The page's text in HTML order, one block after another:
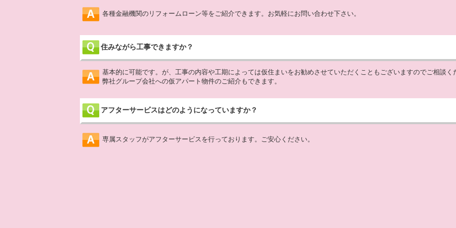
各種金融機関のリフォームローン等をご紹介できます。お気軽にお問い合わせ下さい。
住みながら工事できますか？
基本的に可能です。が、工事の内容や工期によっては仮住まいをお勧めさせていただくこともございますのでご相談く
弊社グループ会社への仮アパート物件のご紹介もできます。
アフターサービスはどのようになっていますか？
専属スタッフがアフターサービスを行っております。ご安心ください。